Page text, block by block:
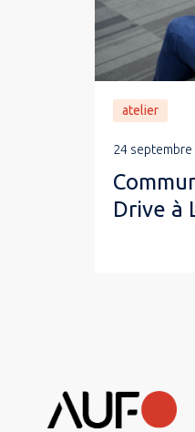
atelier
24 septembre
Drive à